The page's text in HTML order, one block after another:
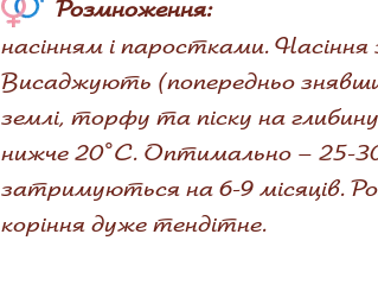
Розмноження:
насінням і паростками.
Висаджують (попередньо
землі, торфу та піску на
нижче 20°С. Оптимально – 25-
затримуються на 6-9 місяців.
коріння дуже тендітне.